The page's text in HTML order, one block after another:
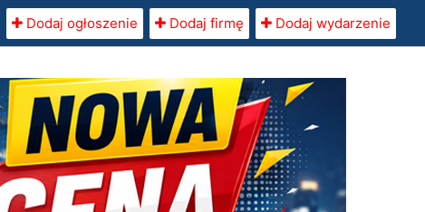
Dodaj ogłoszenie Dodaj firmę Dodaj wydarzenie